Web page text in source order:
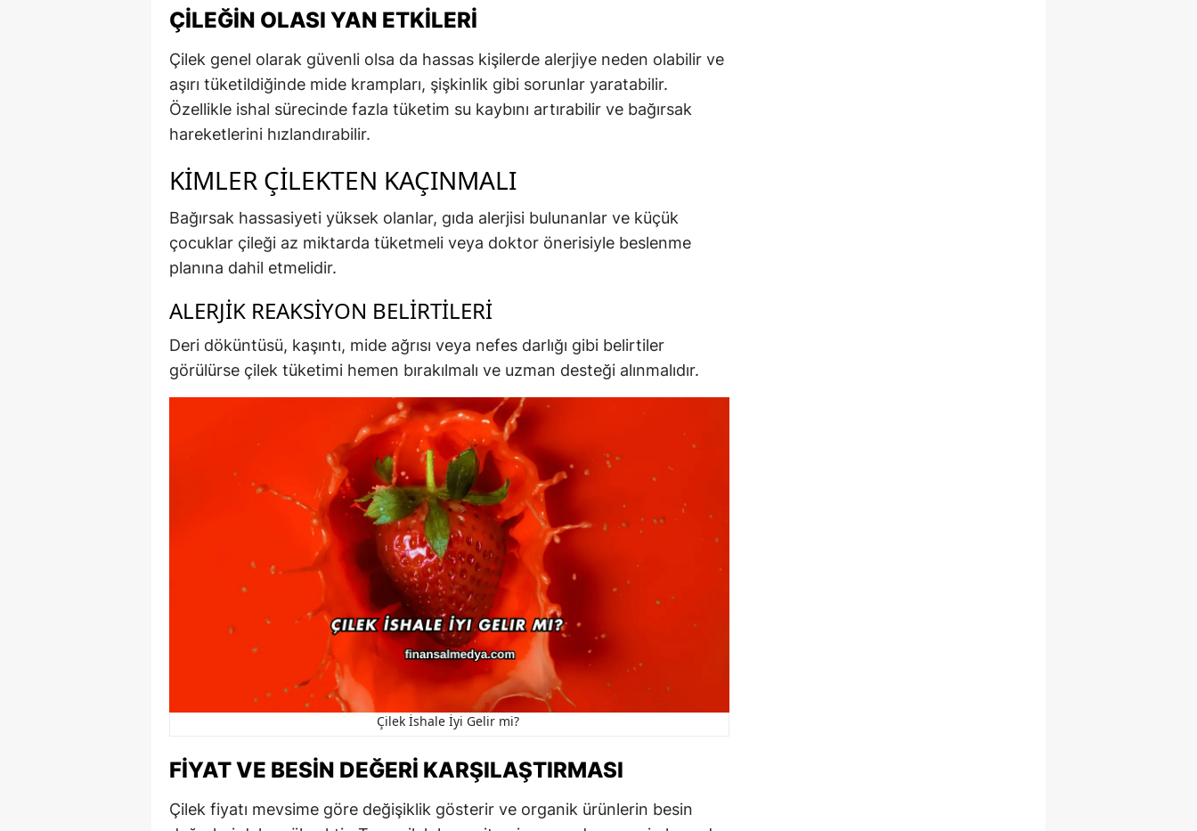
ÇILEĞIN OLASI YAN ETKILERI
Çilek genel olarak güvenli olsa da hassas kişilerde alerjiye neden olabilir ve
aşırı tüketildiğinde mide krampları, şişkinlik gibi sorunlar yaratabilir.
Özellikle ishal sürecinde fazla tüketim su kaybını artırabilir ve bağırsak
hareketlerini hızlandırabilir.
KIMLER ÇILEKTEN KAÇINMALI
Bağırsak hassasiyeti yüksek olanlar, gıda alerjisi bulunanlar ve küçük
çocuklar çileği az miktarda tüketmeli veya doktor önerisiyle beslenme
planına dahil etmelidir.
ALERJIK REAKSIYON BELIRTILERI
Deri döküntüsü, kaşıntı, mide ağrısı veya nefes darlığı gibi belirtiler
görülürse çilek tüketimi hemen bırakılmalı ve uzman desteği alınmalıdır.
Çilek İshale İyi Gelir mi?
FIYAT VE BESIN DEĞERI KARŞILAŞTIRMASI
Çilek fiyatı mevsime göre değişiklik gösterir ve organik ürünlerin besin